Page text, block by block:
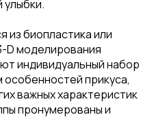
улыбки.
из биопластика или
D моделирования
индивидуальный набор
прикуса,
важных характеристик
пронумерованы и